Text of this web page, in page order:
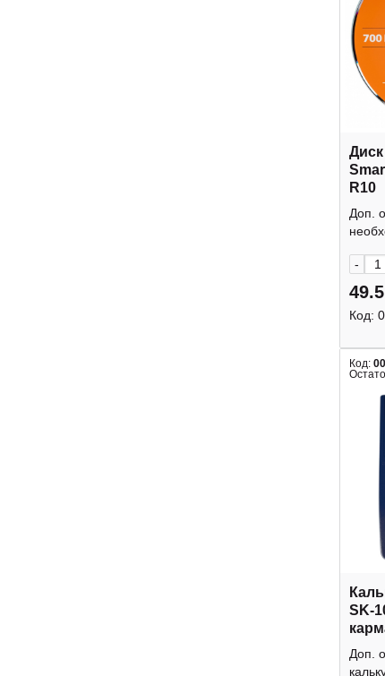
Диск
R10
Доп.
-
49.5
Код:
Код:
SK-
Доп.